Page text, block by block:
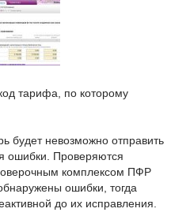
тарифа, по которому
будет невозможно отправить
ошибки. Проверяются
комплексом ПФР
ошибки, тогда
до их исправления.